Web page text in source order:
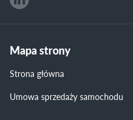
Mapa strony
Strona główna
Umowa sprzedaży samochodu